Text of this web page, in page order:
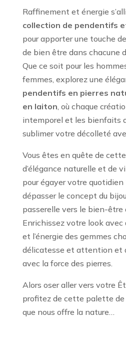
Raffinement et énergie
collection de pendentifs
pour apporter une touche
de bien être dans chacune
Que ce soit pour les
femmes, explorez une
pendentifs en pierres
en laiton, où chaque
intemporel et les bienfaits
sublimer votre décolleté
Vous êtes en quête de
d’élégance naturelle et de
pour égayer votre quotidien
dépasser le concept du
passerelle vers le bien-être
Enrichissez votre look avec
et l’énergie des gemmes
délicatesse et attention et
avec la force des pierres.
Alors oser aller vers votre
profitez de cette palette de
que nous offre la nature…